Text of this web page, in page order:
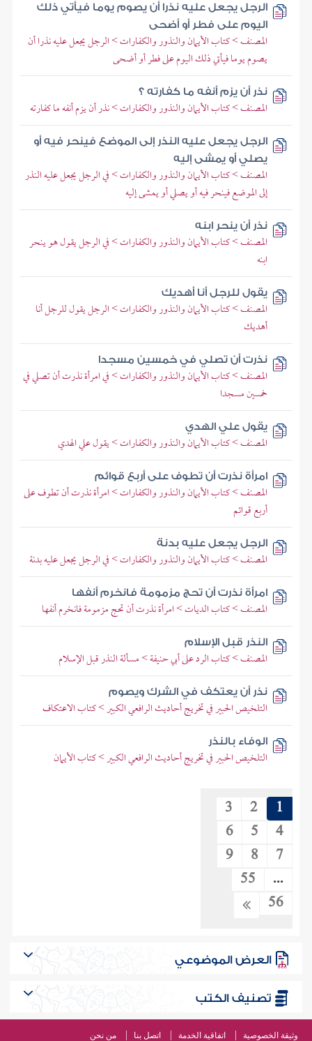
الرجل يجعل عليه نذرا أن يصوم يوما فيأتي ذلك
اليوم على فطر أو أضحى
المصنف > كتاب الأيمان والنذور والكفارات > الرجل يجعل عليه نذرا أن
يصوم يوما فيأتي ذلك اليوم على فطر أو أضحى
نذر أن يزم أنفه ما كفارته ؟
المصنف > كتاب الأيمان والنذور والكفارات > نذر أن يزم أنفه ما كفارته
الرجل يجعل عليه النذر إلى الموضع فينحر فيه أو
يصلي أو يمشى إليه
المصنف > كتاب الأيمان والنذور والكفارات > في الرجل يجعل عليه النذر
إلى الموضع فينحر فيه أو يصلي أو يمشى إليه
نذر أن ينحر ابنه
المصنف > كتاب الأيمان والنذور والكفارات > في الرجل يقول هو ينحر
ابنه
يقول للرجل أنا أهديك
المصنف > كتاب الأيمان والنذور والكفارات > الرجل يقول للرجل أنا
أهديك
نذرت أن تصلي في خمسين مسجدا
المصنف > كتاب الأيمان والنذور والكفارات > في امرأة نذرت أن تصلي في
خمسين مسجدا
يقول علي الهدي
المصنف > كتاب الأيمان والنذور والكفارات > يقول علي الهدي
امرأة نذرت أن تطوف على أربع قوائم
المصنف > كتاب الأيمان والنذور والكفارات > امرأة نذرت أن تطوف على
أربع قوائم
الرجل يجعل عليه بدنة
المصنف > كتاب الأيمان والنذور والكفارات > في الرجل يجعل عليه بدنة
امرأة نذرت أن تحج مزمومة فانخرم أنفها
المصنف > كتاب الديات > امرأة نذرت أن تحج مزمومة فانخرم أنفها
النذر قبل الإسلام
المصنف > كتاب الرد على أبي حنيفة > مسألة النذر قبل الإسلام
نذر أن يعتكف في الشرك ويصوم
التلخيص الحبير في تخريج أحاديث الرافعي الكبير > كتاب الاعتكاف
الوفاء بالنذر
التلخيص الحبير في تخريج أحاديث الرافعي الكبير > كتاب الأيمان
1
2
3
4
5
6
7
8
9
...
55
56
العرض الموضوعي
تصنيف الكتب
وثيقة الخصوصية اتفاقية الخدمة اتصل بنا من نحن